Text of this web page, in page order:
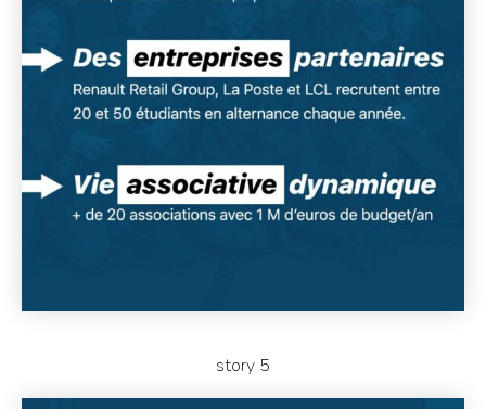
story 5